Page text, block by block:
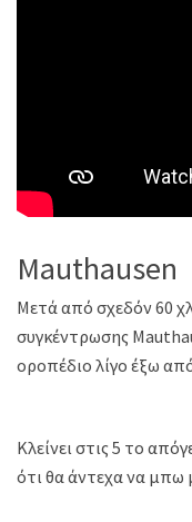
Mauthausen
Μετά από σχεδόν 60
συγκέντρωσης
οροπέδιο λίγο έξω
Κλείνει στις 5 το
ότι θα άντεχα να μπω